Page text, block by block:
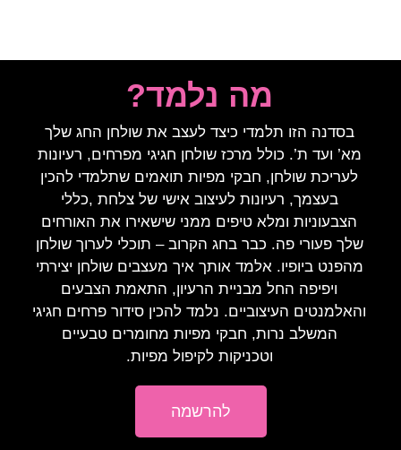
מה נלמד?
בסדנה הזו תלמדי כיצד לעצב את שולחן החג שלך
מא’ ועד ת’. כולל מרכז שולחן חגיגי מפרחים, רעיונות
לעריכת שולחן, חבקי מפיות תואמים שתלמדי להכין
בעצמך, רעיונות לעיצוב אישי של צלחת ,כללי
הצבעוניות ומלא טיפים ממני שישאירו את האורחים
שלך פעורי פה. כבר בחג הקרוב – תוכלי לערוך שולחן
מהפנט ביופיו. אלמד אותך איך מעצבים שולחן יצירתי
ויפיפה החל מבניית הרעיון, התאמת הצבעים
והאלמנטים העיצוביים. נלמד להכין סידור פרחים חגיגי
המשלב נרות, חבקי מפיות מחומרים טבעיים
וטכניקות לקיפול מפיות.
להרשמה